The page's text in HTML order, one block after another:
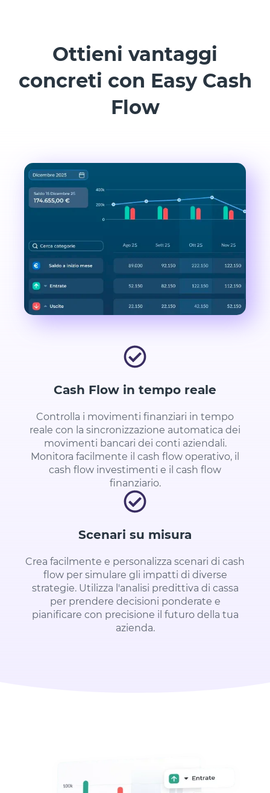
Ottieni vantaggi
concreti con Easy Cash
Flow
Cash Flow in tempo reale
Controlla i movimenti finanziari in tempo
reale con la sincronizzazione automatica dei
movimenti bancari dei conti aziendali.
Monitora facilmente il cash flow operativo, il
cash flow investimenti e il cash flow
finanziario.
Scenari su misura
Crea facilmente e personalizza scenari di cash
flow per simulare gli impatti di diverse
strategie. Utilizza l'analisi predittiva di cassa
per prendere decisioni ponderate e
pianificare con precisione il futuro della tua
azienda.